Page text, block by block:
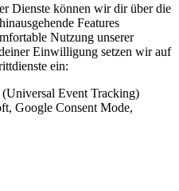
Dienste können wir dir über die
Features
Nutzung unserer
Einwilligung setzen wir auf
ein:
Event Tracking)
Google Consent Mode,